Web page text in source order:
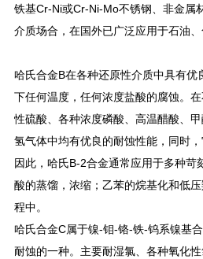
铁基Cr-Ni或Cr-Ni-Mo不锈钢、非金属
介质场合，在国外已广泛应用于石油、
哈氏合金B在各种还原性介质中具有优
下任何温度，任何浓度盐酸的腐蚀。
性硫酸、各种浓度磷酸、高温醋酸、
氢气体中均有优良的耐蚀性能，同时，
因此，哈氏B-2合金通常应用于多种苛
酸的蒸馏，浓缩；乙苯的烷基化和低
程中。
哈氏合金C属于镍-钼-铬-铁-钨系镍基
耐蚀的一种。主要耐湿氯、各种氧化